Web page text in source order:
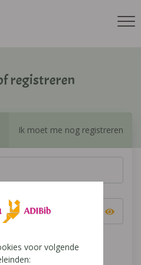
registreren
Ik moet me nog registreren
voor volgende